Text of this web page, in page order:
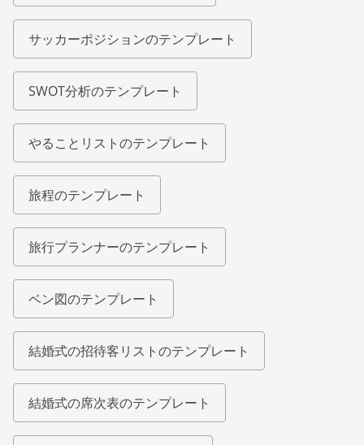
サッカーポジションのテンプレート
SWOT分析のテンプレート
やることリストのテンプレート
旅程のテンプレート
旅行プランナーのテンプレート
ベン図のテンプレート
結婚式の招待客リストのテンプレート
結婚式の席次表のテンプレート